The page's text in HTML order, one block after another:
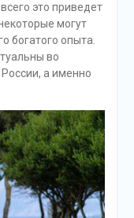
это приведет
могут
богатого опыта.
во
а именно